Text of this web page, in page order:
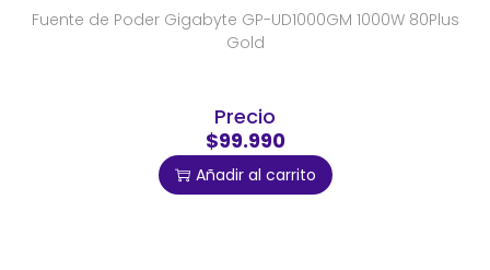
Fuente de Poder Gigabyte GP-UD1000GM 1000W 80Plus
Gold
Precio
$99.990
Añadir al carrito